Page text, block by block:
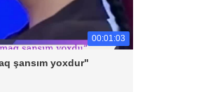
00:01:03
şansım yoxdur"